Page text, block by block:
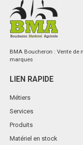
BMA Boucheron : Vente de
marques
LIEN RAPIDE
Métiers
Services
Produits
Matériel en stock